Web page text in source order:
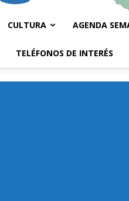
CULTURA AGENDA
TELÉFONOS DE INTERÉS